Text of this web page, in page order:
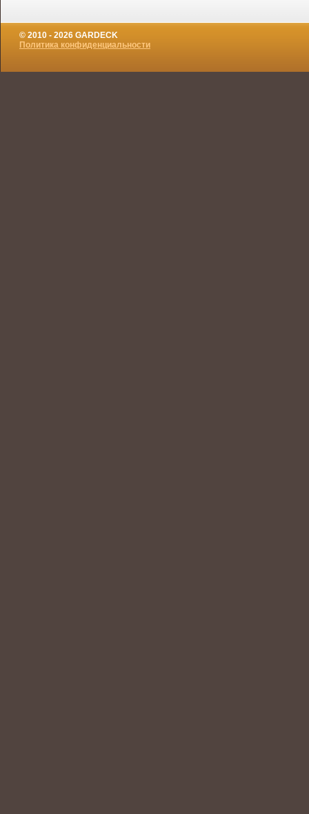
© 2010 - 2026 GARDECK
Политика конфиденциальности